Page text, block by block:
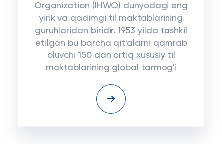
Organization (IHWO) dunyodagi eng
yirik va qadimgi til maktablarining
guruhlaridan biridir. 1953 yilda tashkil
etilgan bu barcha qit'alarni qamrab
oluvchi 150 dan ortiq xususiy til
maktablarining global tarmog'i